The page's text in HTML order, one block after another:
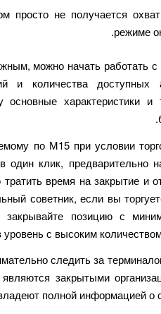
просто не получается
режиме
можно начать работать с
и количества доступных
характеристики и
по М15 при условии
клик, предварительно
время на закрытие и
советник, если вы
закрывайте позицию с
с высоким
следить за
закрытыми
полной информацией о